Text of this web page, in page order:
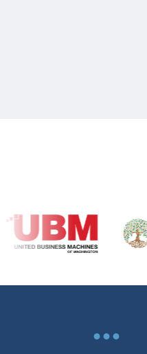
...